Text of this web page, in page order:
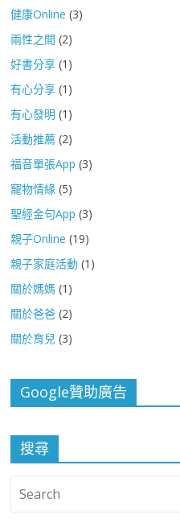
健康Online (3)
兩性之間 (2)
好書分享 (1)
有心分享 (1)
有心發明 (1)
活動推薦 (2)
福音單張App (3)
竉物情緣 (5)
聖經金句App (3)
親子Online (19)
親子家庭活動 (1)
關於媽媽 (1)
關於爸爸 (2)
關於育兒 (3)
Google贊助廣告
搜尋